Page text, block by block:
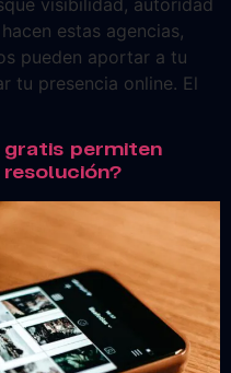
estas agencias,
pueden aportar a tu
tu presencia online. El
gratis permiten